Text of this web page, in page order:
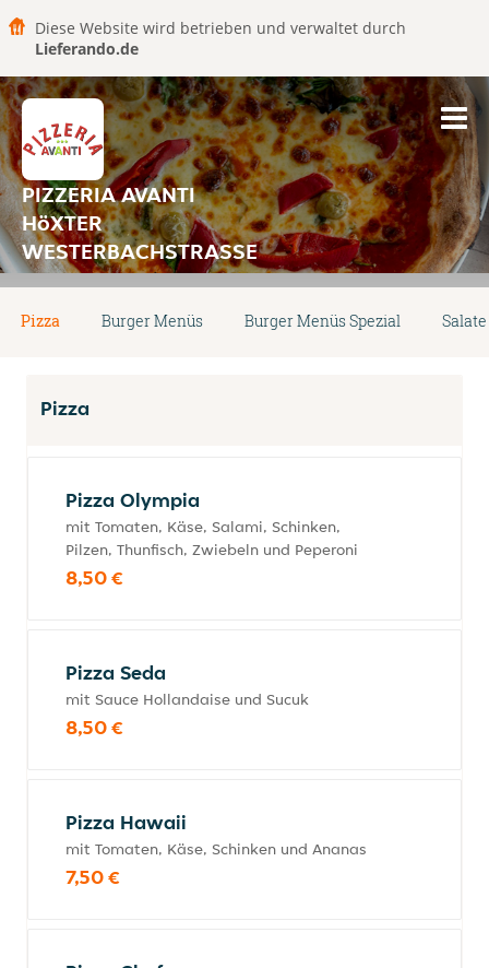
Diese Website wird betrieben und verwaltet durch
Lieferando.de
PIZZERIA AVANTI
HöXTER
WESTERBACHSTRASSE
Pizza Burger Menüs Burger Menüs Spezial Salate
Pizza
Pizza Olympia
mit Tomaten, Käse, Salami, Schinken,
Pilzen, Thunfisch, Zwiebeln und Peperoni
8,50 €
Pizza Seda
mit Sauce Hollandaise und Sucuk
8,50 €
Pizza Hawaii
mit Tomaten, Käse, Schinken und Ananas
7,50 €